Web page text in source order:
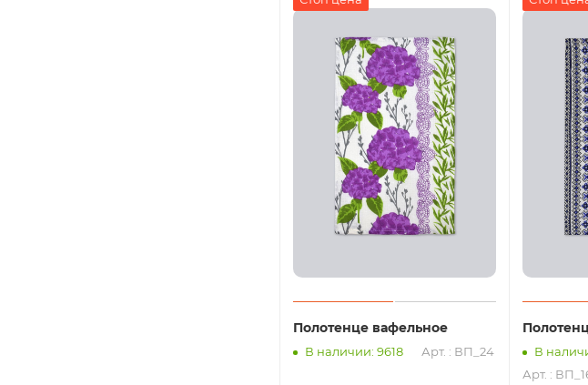
Полотенце вафельное
В наличии: 9618 Арт. : ВП_24
В
Арт. :